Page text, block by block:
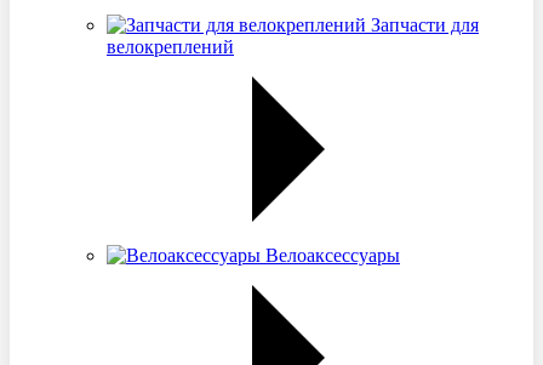
Запчасти для
велокреплений
Велоаксессуары